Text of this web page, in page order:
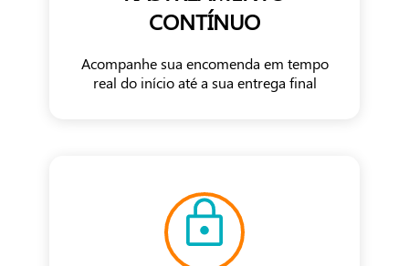
CONTÍNUO
Acompanhe sua encomenda em tempo
real do início até a sua entrega final